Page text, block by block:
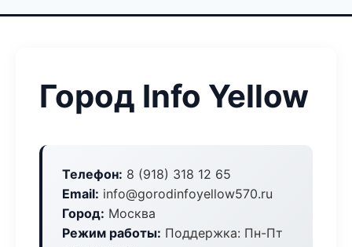
Город Info Yellow
Телефон: 8 (918) 318 12 65
Email: info@gorodinfoyellow570.ru
Город: Москва
Режим работы: Поддержка: Пн-Пт